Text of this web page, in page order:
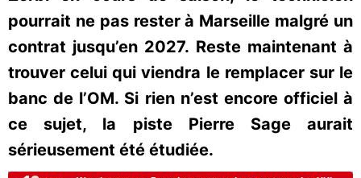
pourrait ne pas rester à Marseille malgré un
contrat jusqu’en 2027. Reste maintenant à
trouver celui qui viendra le remplacer sur le
banc de l’OM. Si rien n’est encore officiel à
ce sujet, la piste Pierre Sage aurait
sérieusement été étudiée.